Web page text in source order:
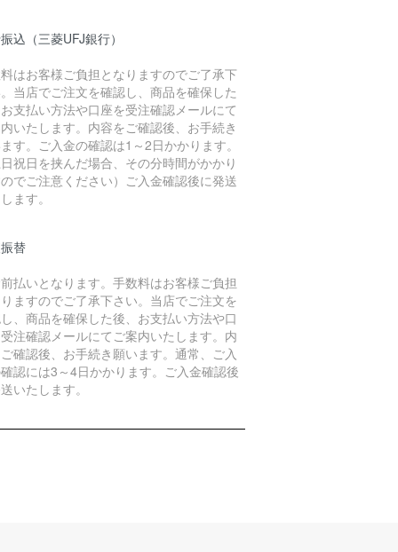
込（三菱UFJ銀行）
はお客様ご負担となりますのでご了承下
当店でご注文を確認し、商品を確保した
支払い方法や口座を受注確認メールにて
いたします。内容をご確認後、お手続き
す。ご入金の確認は1～2日かかります。
日祝日を挟んだ場合、その分時間がかかり
でご注意ください）ご入金確認後に発送
ます。
替
払いとなります。手数料はお客様ご負担
ますのでご了承下さい。当店でご注文を
、商品を確保した後、お支払い方法や口
注確認メールにてご案内いたします。内
確認後、お手続き願います。通常、ご入
認には3～4日かかります。ご入金確認後
いたします。